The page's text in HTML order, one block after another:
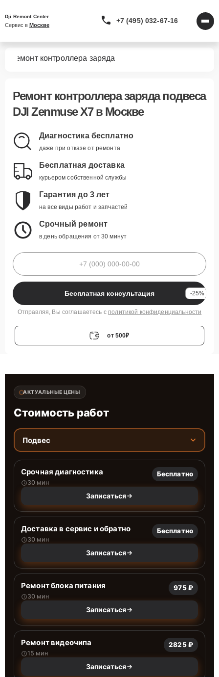
Dji Remont Center
Сервис в Москве
+7 (495) 032-67-16
Ремонт контроллера заряда
Ремонт контроллера заряда подвеса
DJI Zenmuse X7 в Москве
Диагностика бесплатно
даже при отказе от ремонта
Бесплатная доставка
курьером собственной службы
Гарантия до 3 лет
на все виды работ и запчастей
Срочный ремонт
в день обращения от 30 минут
Бесплатная консультация -25%
Отправляя, Вы соглашаетесь с политикой конфиденциальности
от 500₽
АКТУАЛЬНЫЕ ЦЕНЫ
Стоимость работ
Подвес
Срочная диагностика
30 мин
Бесплатно
Записаться
Доставка в сервис и обратно
30 мин
Бесплатно
Записаться
Ремонт блока питания
30 мин
975 ₽
Записаться
Ремонт видеочипа
15 мин
2825 ₽
Записаться